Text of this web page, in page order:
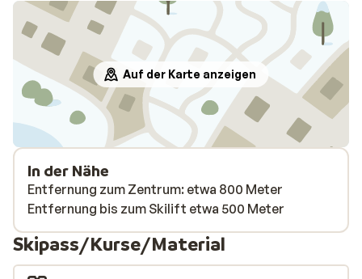
Auf der Karte anzeigen
In der Nähe
Entfernung zum Zentrum: etwa 800 Meter
Entfernung bis zum Skilift etwa 500 Meter
Skipass/Kurse/Material